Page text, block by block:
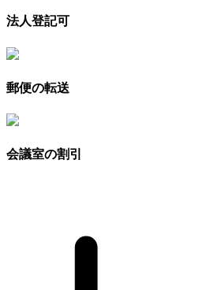
法人登記可
郵便の転送
会議室の割引